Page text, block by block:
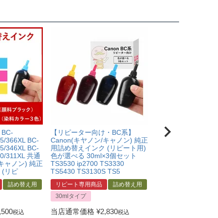
BC-
366XL BC-
346XL BC-
311XL 共通
ャノン) 純正
(リピ
詰め替え用
税込
【リピーター向け・BC系】
Canon(キヤノン/キャノン) 純正
用詰め替えインク (リピート用)
色が選べる 30ml×3個セット
TS3530 ip2700 TS3330
TS5430 TS3130S TS5
リピート専用商品
詰め替え用
30mlタイプ
当店通常価格 ¥2,830税込
【リピーター向け